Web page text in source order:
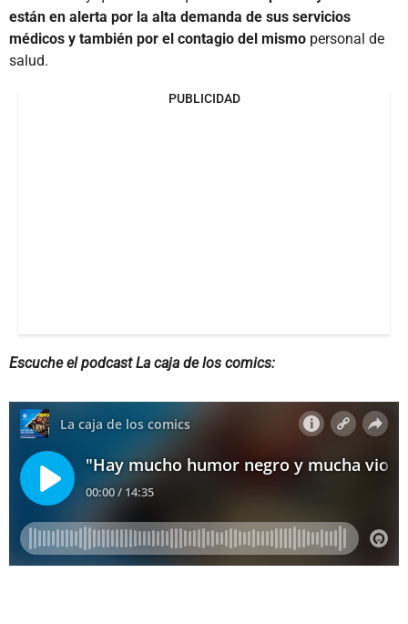
están en alerta por la alta demanda de sus servicios
médicos y también por el contagio del mismo personal de
salud.
PUBLICIDAD
Escuche el podcast La caja de los comics: